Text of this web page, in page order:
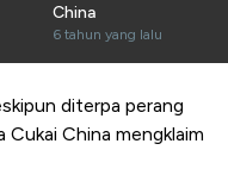
China
6 tahun yang lalu
diterpa perang
Cukai China mengklaim